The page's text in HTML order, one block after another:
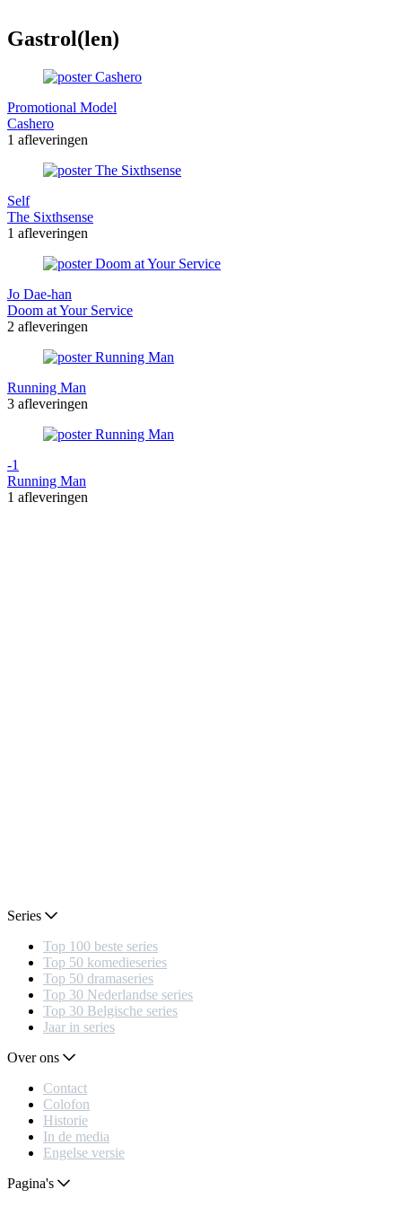
Gastrol(len)
Promotional Model
Cashero
1 afleveringen
Self
The Sixthsense
1 afleveringen
Jo Dae-han
Doom at Your Service
2 afleveringen
Running Man
3 afleveringen
-1
Running Man
1 afleveringen
Series
Top 100 beste series
Top 50 komedieseries
Top 50 dramaseries
Top 30 Nederlandse series
Top 30 Belgische series
Jaar in series
Over ons
Contact
Colofon
Historie
In de media
Engelse versie
Pagina's